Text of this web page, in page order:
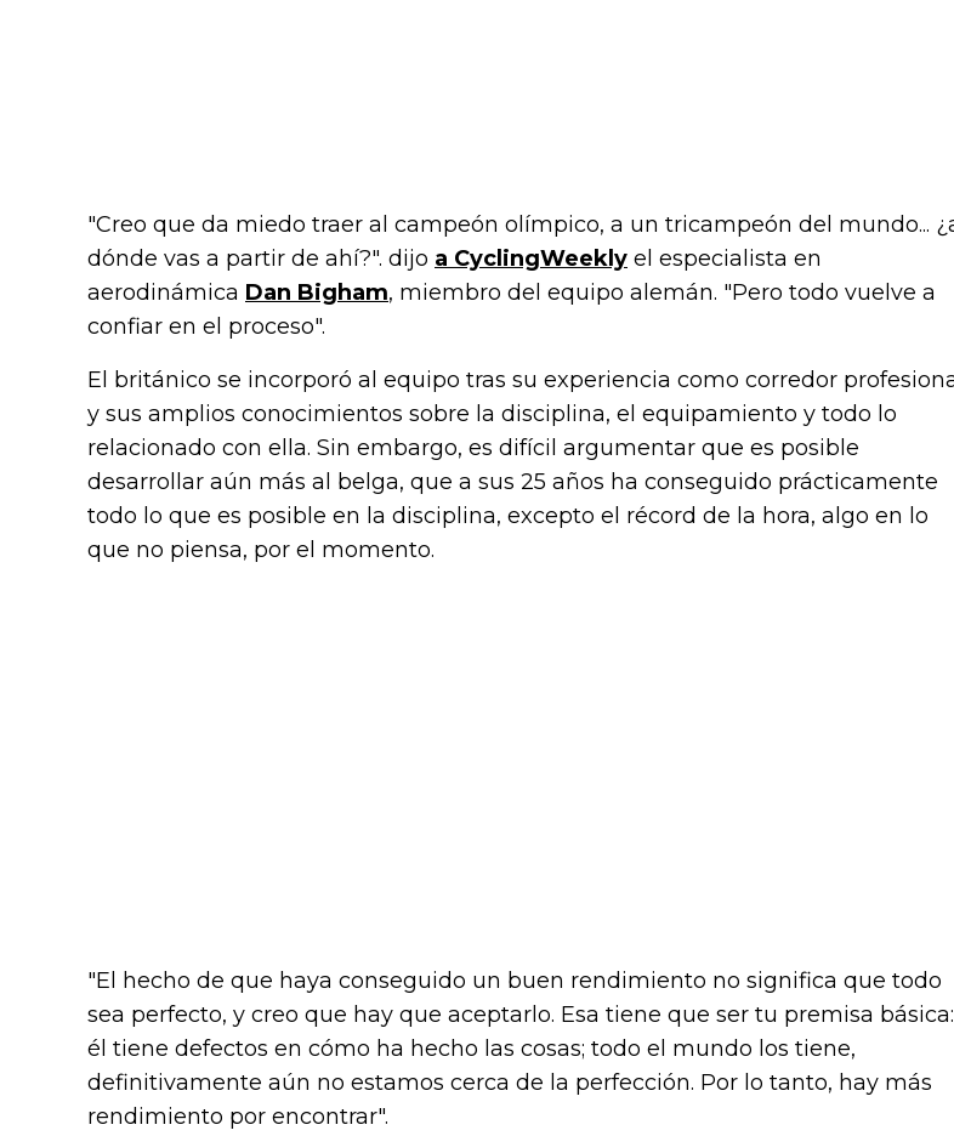
"Creo que da miedo traer al campeón olímpico, a un tricampeón del mundo...
dónde vas a partir de ahí?". dijo a CyclingWeekly el especialista en
aerodinámica Dan Bigham, miembro del equipo alemán. "Pero todo vuelve a
confiar en el proceso".
El británico se incorporó al equipo tras su experiencia como corredor
y sus amplios conocimientos sobre la disciplina, el equipamiento y todo lo
relacionado con ella. Sin embargo, es difícil argumentar que es posible
desarrollar aún más al belga, que a sus 25 años ha conseguido prácticamente
todo lo que es posible en la disciplina, excepto el récord de la hora, algo en lo
que no piensa, por el momento.
"El hecho de que haya conseguido un buen rendimiento no significa que todo
sea perfecto, y creo que hay que aceptarlo. Esa tiene que ser tu premisa básica:
él tiene defectos en cómo ha hecho las cosas; todo el mundo los tiene,
definitivamente aún no estamos cerca de la perfección. Por lo tanto, hay más
rendimiento por encontrar".